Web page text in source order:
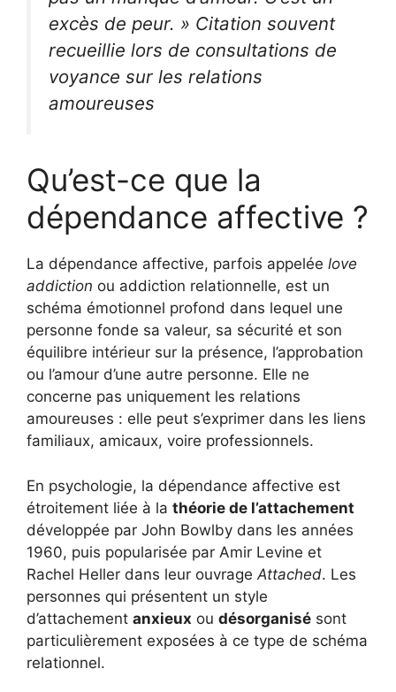
excès de peur. » Citation souvent
recueillie lors de consultations de
voyance sur les relations
amoureuses
Qu’est-ce que la
dépendance affective ?
La dépendance affective, parfois appelée love
addiction ou addiction relationnelle, est un
schéma émotionnel profond dans lequel une
personne fonde sa valeur, sa sécurité et son
équilibre intérieur sur la présence, l’approbation
ou l’amour d’une autre personne. Elle ne
concerne pas uniquement les relations
amoureuses : elle peut s’exprimer dans les liens
familiaux, amicaux, voire professionnels.
En psychologie, la dépendance affective est
étroitement liée à la théorie de l’attachement
développée par John Bowlby dans les années
1960, puis popularisée par Amir Levine et
Rachel Heller dans leur ouvrage Attached. Les
personnes qui présentent un style
d’attachement anxieux ou désorganisé sont
particulièrement exposées à ce type de schéma
relationnel.